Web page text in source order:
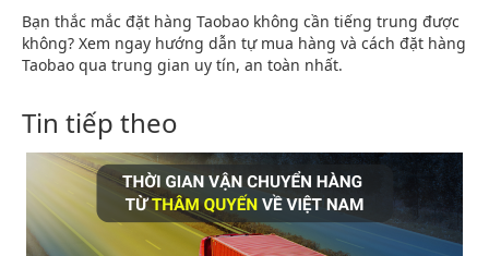
Bạn thắc mắc đặt hàng Taobao không cần tiếng trung được
không? Xem ngay hướng dẫn tự mua hàng và cách đặt hàng
Taobao qua trung gian uy tín, an toàn nhất.
Tin tiếp theo